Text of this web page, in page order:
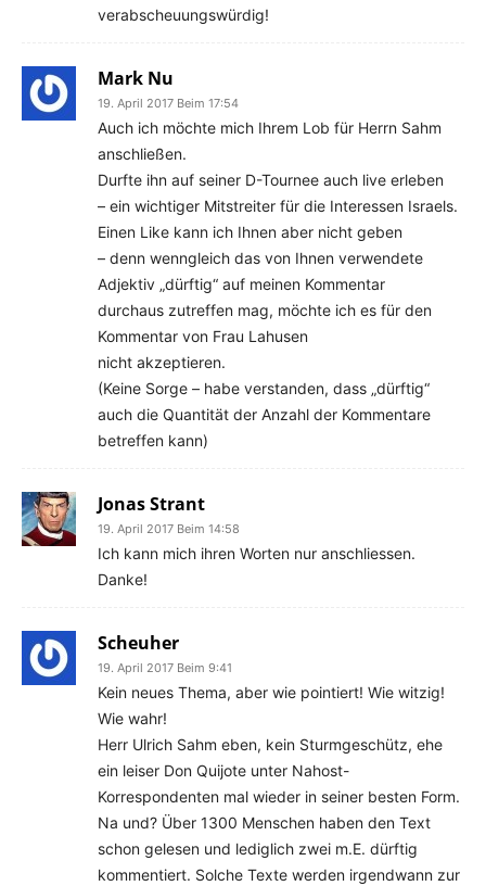
verabscheuungswürdig!
Mark Nu
19. April 2017 Beim 17:54
Auch ich möchte mich Ihrem Lob für Herrn Sahm
anschließen.
Durfte ihn auf seiner D-Tournee auch live erleben
– ein wichtiger Mitstreiter für die Interessen Israels.
Einen Like kann ich Ihnen aber nicht geben
– denn wenngleich das von Ihnen verwendete
Adjektiv „dürftig“ auf meinen Kommentar
durchaus zutreffen mag, möchte ich es für den
Kommentar von Frau Lahusen
nicht akzeptieren.
(Keine Sorge – habe verstanden, dass „dürftig“
auch die Quantität der Anzahl der Kommentare
betreffen kann)
Jonas Strant
19. April 2017 Beim 14:58
Ich kann mich ihren Worten nur anschliessen.
Danke!
Scheuher
19. April 2017 Beim 9:41
Kein neues Thema, aber wie pointiert! Wie witzig!
Wie wahr!
Herr Ulrich Sahm eben, kein Sturmgeschütz, ehe
ein leiser Don Quijote unter Nahost-
Korrespondenten mal wieder in seiner besten Form.
Na und? Über 1300 Menschen haben den Text
schon gelesen und lediglich zwei m.E. dürftig
kommentiert. Solche Texte werden irgendwann zur